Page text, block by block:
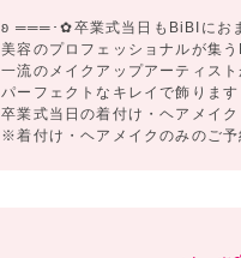
ʚ ═══･✿卒業式当日もBiBIにお
美容のプロフェッショナルが集う
一流のメイクアップアーティス
パーフェクトなキレイで飾ります
卒業式当日の着付け・ヘアメイ
※着付け・ヘアメイクのみのご予